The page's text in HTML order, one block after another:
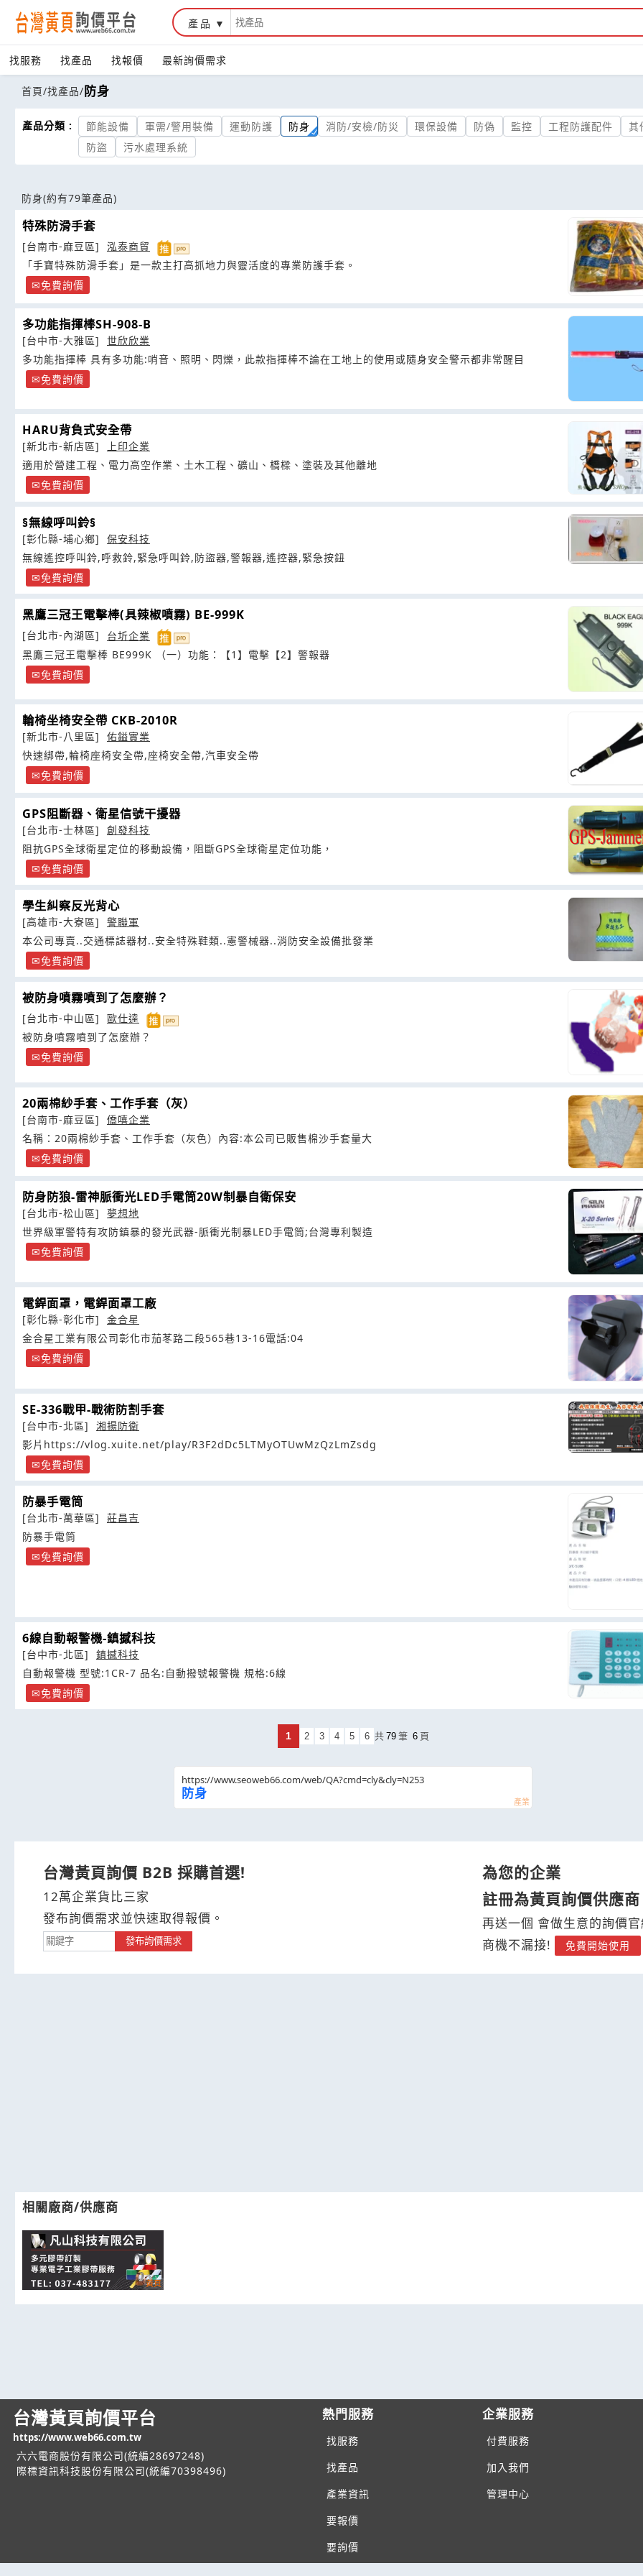
產品
找服務 找產品 找報價 最新詢價需求
首頁/找產品/防身
產品分類 : 節能設備 軍需/警用裝備 運動防護 防身 消防/安檢/防災 環保設備 防偽 監控 工程防護配件
其
防盜
污水處理系統
防身(約有79筆產品)
特殊防滑手套
[台南市-麻豆區]
泓泰商貿
「手寶特殊防滑手套」是一款主打高抓地力與靈活度的專業防護手套。
免費詢價
多功能指揮棒SH-908-B
[台中市-大雅區]
世欣欣業
多功能指揮棒 具有多功能:哨音、照明、閃爍，此款指揮棒不論在工地上的使用或隨身安全警示都非常醒目
免費詢價
HARU背負式安全帶
[新北市-新店區]
上印企業
適用於營建工程、電力高空作業、土木工程、礦山、橋樑、塗裝及其他離地
免費詢價
§無線呼叫鈴§
[彰化縣-埔心鄉]
保安科技
無線遙控呼叫鈴,呼救鈴,緊急呼叫鈴,防盜器,警報器,遙控器,緊急按鈕
免費詢價
黑鷹三冠王電擊棒(具辣椒噴霧) BE-999K
[台北市-內湖區]
台圻企業
黑鷹三冠王電擊棒 BE999K （一）功能：【1】電擊【2】警報器
免費詢價
輪椅坐椅安全帶 CKB-2010R
[新北市-八里區]
佑鎰實業
快速綁帶,輪椅座椅安全帶,座椅安全帶,汽車安全帶
免費詢價
GPS阻斷器、衛星信號干擾器
[台北市-士林區]
創發科技
阻抗GPS全球衛星定位的移動設備，阻斷GPS全球衛星定位功能，
免費詢價
學生糾察反光背心
[高雄市-大寮區]
警聯軍
本公司專賣..交通標誌器材..安全特殊鞋類..憲警械器..消防安全設備批發業
免費詢價
被防身噴霧噴到了怎麼辦？
[台北市-中山區]
歐仕達
被防身噴霧噴到了怎麼辦？
免費詢價
20兩棉紗手套、工作手套（灰）
[台南市-麻豆區]
僑嘻企業
名稱：20兩棉紗手套、工作手套（灰色）內容:本公司已販售棉沙手套量大
免費詢價
防身防狼-雷神脈衝光LED手電筒20W制暴自衛保安
[台北市-松山區]
夢想地
世界級軍警特有攻防鎮暴的發光武器-脈衝光制暴LED手電筒;台灣專利製造
免費詢價
電銲面罩，電銲面罩工廠
[彰化縣-彰化市]
金合星
金合星工業有限公司彰化市茄苳路二段565巷13-16電話:04
免費詢價
SE-336戰甲-戰術防割手套
[台中市-北區]
湘揚防衛
影片https://vlog.xuite.net/play/R3F2dDc5LTMyOTUwMzQzLmZsdg
免費詢價
防暴手電筒
[台北市-萬華區]
莊昌吉
防暴手電筒
免費詢價
6線自動報警機-鎮撼科技
[台中市-北區]
鎮撼科技
自動報警機 型號:1CR-7 品名:自動撥號報警機 規格:6線
免費詢價
1 2 3 4 5 6 共 79 筆 6 頁
https://www.seoweb66.com/web/QA?cmd=cly&cly=N253
防身
台灣黃頁詢價 B2B 採購首選!
12萬企業貨比三家
發布詢價需求並快速取得報價。
發布詢價需求
為您的企業
註冊為黃頁詢價供應商
再送一個 會做生意的詢價
商機不漏接!
免費開始使用
相關廠商/供應商
台灣黃頁詢價平台
https://www.web66.com.tw
六六電商股份有限公司(統編28697248)
際標資訊科技股份有限公司(統編70398496)
熱門服務
找服務
找產品
產業資訊
要報價
要詢價
企業服務
付費服務
加入我們
管理中心